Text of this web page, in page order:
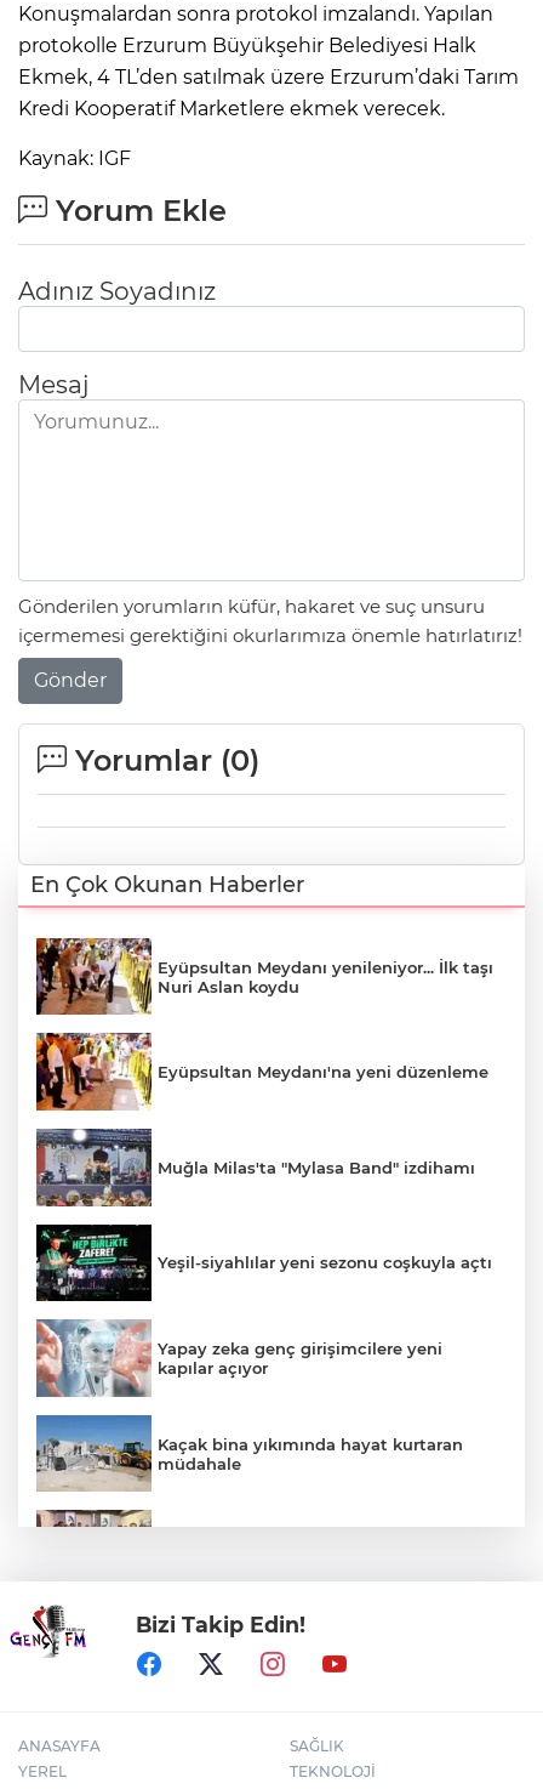
Konuşmalardan sonra protokol imzalandı. Yapılan
protokolle Erzurum Büyükşehir Belediyesi Halk
Ekmek, 4 TL’den satılmak üzere Erzurum’daki Tarım
Kredi Kooperatif Marketlere ekmek verecek.
Kaynak: IGF
Yorum Ekle
Adınız Soyadınız
Mesaj
Gönderilen yorumların küfür, hakaret ve suç unsuru
içermemesi gerektiğini okurlarımıza önemle hatırlatırız!
Gönder
Yorumlar (0)
En Çok Okunan Haberler
Eyüpsultan Meydanı yenileniyor... İlk taşı
Nuri Aslan koydu
Eyüpsultan Meydanı'na yeni düzenleme
Muğla Milas'ta "Mylasa Band" izdihamı
Yeşil-siyahlılar yeni sezonu coşkuyla açtı
Yapay zeka genç girişimcilere yeni
kapılar açıyor
Kaçak bina yıkımında hayat kurtaran
müdahale
Kütahya'da Geleneksel Müderris
Mahallesi Şenliği coşkusu
Bizi Takip Edin!
ANASAYFA
YEREL
SAĞLIK
TEKNOLOJİ